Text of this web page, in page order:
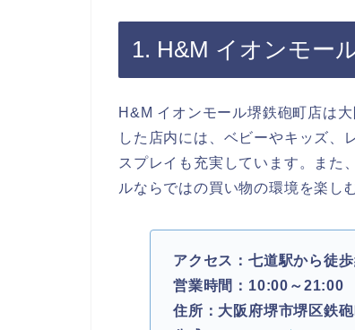
1. H&M イオンモー
H&M イオンモール堺鉄砲町店は
した店内には、ベビーやキッズ、
スプレイも充実しています。また
ルならではの買い物の環境を楽し
アクセス：七道駅から徒
営業時間：10:00～21:00
住所：大阪府堺市堺区鉄